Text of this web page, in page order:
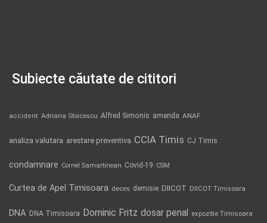
Subiecte căutate de cititori
accident Adriana Stoicescu Alfred Simonis amenda ANAF
analiza valutara arestare preventiva CCIA Timis CJ Timis
condamnare Cornel Samartinean Covid-19 CSM
Curtea de Apel Timisoara deces demisie DIICOT DIICOT Timisoara
DNA DNA Timisoara Dominic Fritz dosar penal expozitie Timisoara